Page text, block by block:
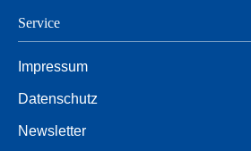
Service
Impressum
Datenschutz
Newsletter